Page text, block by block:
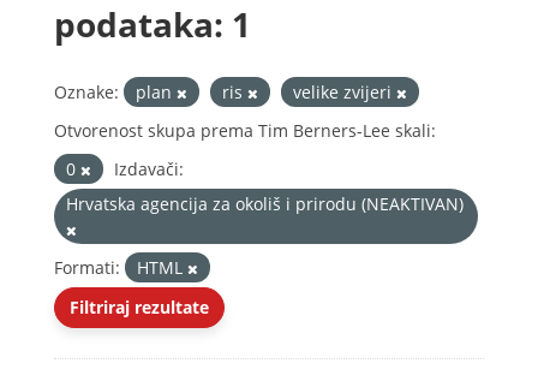
podataka: 1
Oznake: plan ris
velike zvijeri
Otvorenost skupa prema Tim Berners-Lee skali:
0
Izdavači:
Hrvatska agencija za okoliš i prirodu (NEAKTIVAN)
Formati:
HTML
Filtriraj rezultate